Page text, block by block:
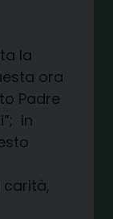
la
ora
Padre
in
carità,